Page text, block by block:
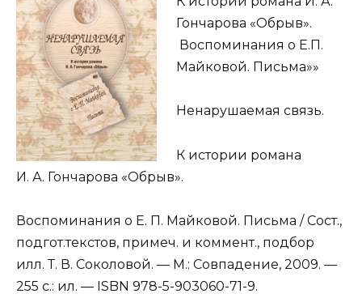
Гончарова «Обрыв».
Воспоминания о Е.П.
Майковой. Письма»»
Ненарушаемая связь.
К истории романа
И. А. Гончарова «Обрыв».
Воспоминания о Е. П. Майковой. Письма / Сост.,
подгот.текстов, примеч. и коммент., подбор
илл. Т. В. Соколовой. — М.: Совпадение, 2009. —
255 с.: ил. — ISBN 978-5-903060-71-9.